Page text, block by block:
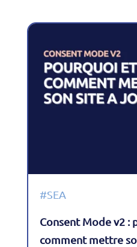
#SEA
Consent Mode v2 :
comment mettre